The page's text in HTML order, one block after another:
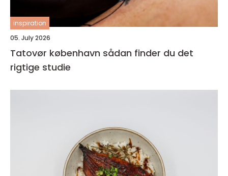
inspiration
05. July 2026
Tatovør københavn sådan finder du det
rigtige studie